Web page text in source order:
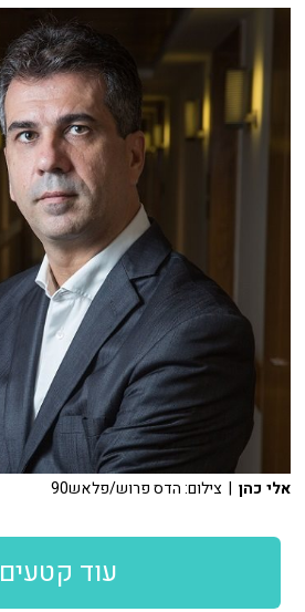
אלי כהן | צילום: הדס פרוש/פלאש90
עוד קטעים